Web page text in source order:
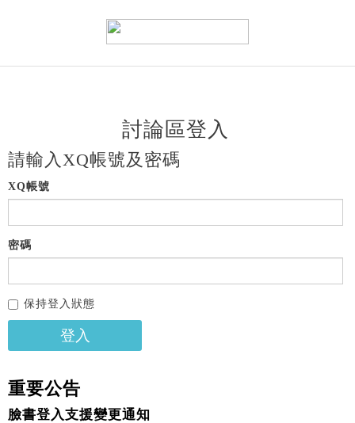
討論區登入
請輸入XQ帳號及密碼
XQ帳號
密碼
保持登入狀態
登入
重要公告
臉書登入支援變更通知